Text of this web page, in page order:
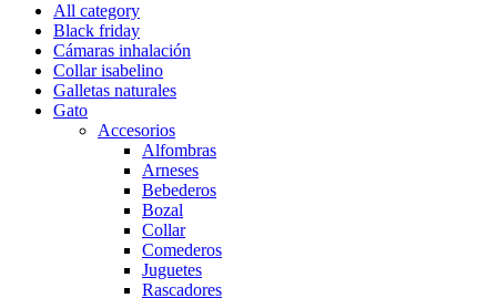
All category
Black friday
Cámaras inhalación
Collar isabelino
Galletas naturales
Gato
Accesorios
Alfombras
Arneses
Bebederos
Bozal
Collar
Comederos
Juguetes
Rascadores